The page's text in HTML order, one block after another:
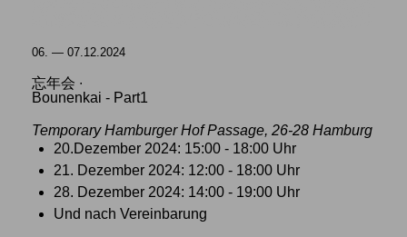
06. — 07.12.2024
忘年会 ∙
Bounenkai - Part1
Temporary Hamburger Hof Passage, 26-28 Hamburg
20.Dezember 2024: 15:00 - 18:00 Uhr
21. Dezember 2024: 12:00 - 18:00 Uhr
28. Dezember 2024: 14:00 - 19:00 Uhr
Und nach Vereinbarung